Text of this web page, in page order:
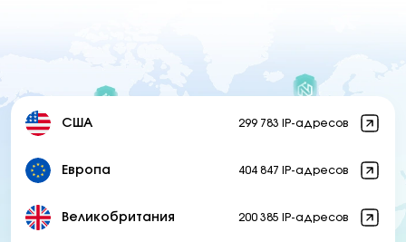
США 299 783 IP-адресов
Европа 404 847 IP-адресов
Великобритания 200 385 IP-адресов